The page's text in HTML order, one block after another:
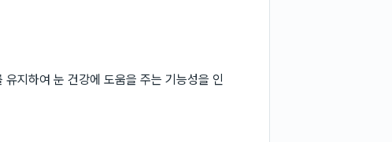
지하여 눈 건강에 도움을 주는 기능성을 인